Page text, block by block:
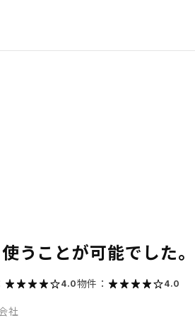
うことが可能でした。
4.0物件： 4.0
社